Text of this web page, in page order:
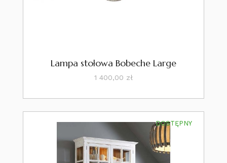
Lampa stołowa Bobeche Large
1 400,00 złCena
DOSTĘPNY